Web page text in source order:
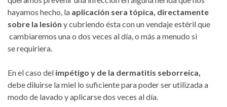
hayamos hecho, la aplicación sera tópica, directamente
sobre la lesión y cubriendo ésta con un vendaje estéril que
cambiaremos una o dos veces al día, o más a menudo si
se requiriera.
En el caso del impétigo y de la dermatitis seborreica,
debe diluirse la miel lo suficiente para poder ser utilizada a
modo de lavado y aplicarse dos veces al día.